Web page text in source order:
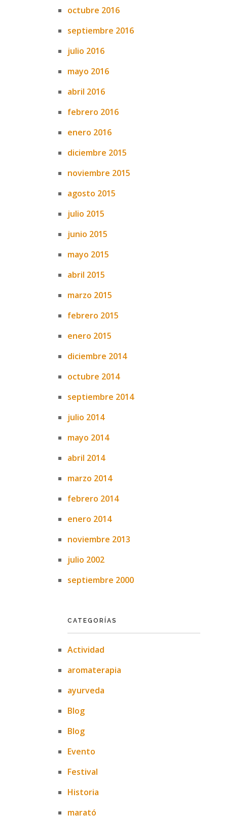
octubre 2016
septiembre 2016
julio 2016
mayo 2016
abril 2016
febrero 2016
enero 2016
diciembre 2015
noviembre 2015
agosto 2015
julio 2015
junio 2015
mayo 2015
abril 2015
marzo 2015
febrero 2015
enero 2015
diciembre 2014
octubre 2014
septiembre 2014
julio 2014
mayo 2014
abril 2014
marzo 2014
febrero 2014
enero 2014
noviembre 2013
julio 2002
septiembre 2000
CATEGORÍAS
Actividad
aromaterapia
ayurveda
Blog
Blog
Evento
Festival
Historia
marató